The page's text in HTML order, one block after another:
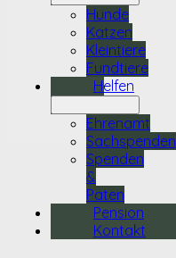
Hunde
Katzen
Kleintiere
Fundtiere
Helfen
Ehrenamt
Sachspenden
Spenden
&
Paten
Pension
Kontakt